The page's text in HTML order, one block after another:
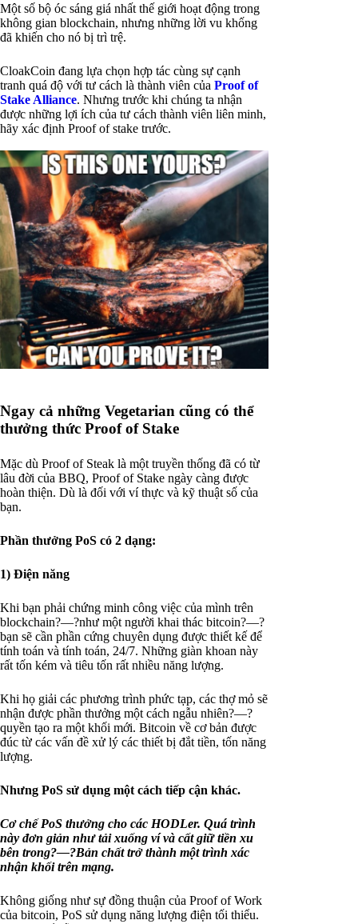
Một số bộ óc sáng giá nhất thế giới hoạt động trong
không gian blockchain, nhưng những lời vu khống
đã khiến cho nó bị trì trệ.
CloakCoin đang lựa chọn hợp tác cùng sự cạnh
tranh quá độ với tư cách là thành viên của Proof of
Stake Alliance. Nhưng trước khi chúng ta nhận
được những lợi ích của tư cách thành viên liên minh,
hãy xác định Proof of stake trước.
Ngay cả những Vegetarian cũng có thể
thưởng thức Proof of Stake
Mặc dù Proof of Steak là một truyền thống đã có từ
lâu đời của BBQ, Proof of Stake ngày càng được
hoàn thiện. Dù là đối với ví thực và kỹ thuật số của
bạn.
Phần thưởng PoS có 2 dạng:
1) Điện năng
Khi bạn phải chứng minh công việc của mình trên
blockchain?—?như một người khai thác bitcoin?—?
bạn sẽ cần phần cứng chuyên dụng được thiết kế để
tính toán và tính toán, 24/7. Những giàn khoan này
rất tốn kém và tiêu tốn rất nhiều năng lượng.
Khi họ giải các phương trình phức tạp, các thợ mỏ sẽ
nhận được phần thưởng một cách ngẫu nhiên?—?
quyền tạo ra một khối mới. Bitcoin về cơ bản được
đúc từ các vấn đề xử lý các thiết bị đắt tiền, tốn năng
lượng.
Nhưng PoS sử dụng một cách tiếp cận khác.
Cơ chế PoS thưởng cho các HODLer. Quá trình
này đơn giản như tải xuống ví và cất giữ tiền xu
bên trong?—?Bản chất trở thành một trình xác
nhận khối trên mạng.
Không giống như sự đồng thuận của Proof of Work
của bitcoin, PoS sử dụng năng lượng điện tối thiểu.